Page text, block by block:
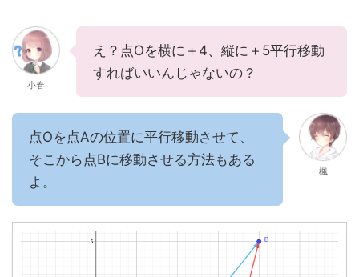
小春
え？点Oを横に＋4、縦に＋5平行移動
すればいいんじゃないの？
点Oを点Aの位置に平行移動させて、
そこから点Bに移動させる方法もある
よ。
楓